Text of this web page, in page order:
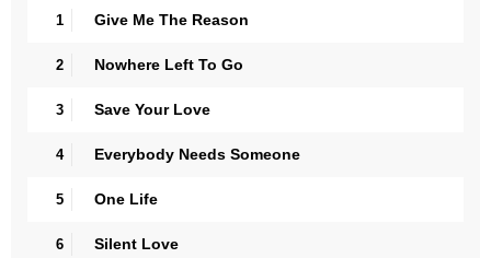
1 Give Me The Reason
2 Nowhere Left To Go
3 Save Your Love
4 Everybody Needs Someone
5 One Life
6 Silent Love